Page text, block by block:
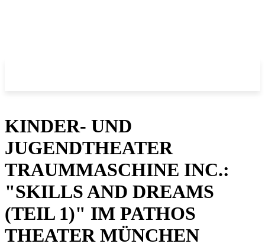
KINDER- UND
JUGENDTHEATER
TRAUMMASCHINE INC.:
"SKILLS AND DREAMS
(TEIL 1)" IM PATHOS
THEATER MÜNCHEN